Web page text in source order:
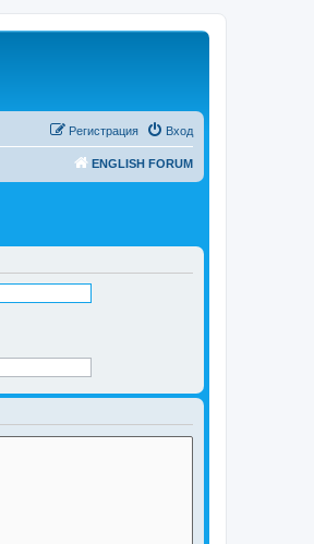
Вход
Регистрация
ENGLISH FORUM